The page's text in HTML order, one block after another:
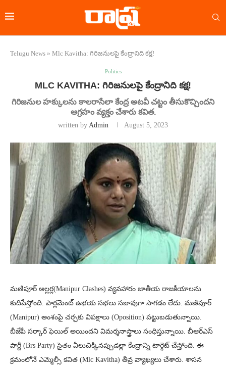
Telugu News » Mlc Kavitha: గిరిజనులపై కేంద్రానిది కక్ష!
Politics
MLC KAVITHA: గిరిజనులపై కేంద్రానిది కక్ష!
గిరిజనుల హక్కులను కాలరాసేలా కేంద్ర అటవీ చట్టం తీసుకొచ్చిందని
ఆగ్రహం వ్యక్తం చేశారు కవిత.
written by Admin August 5, 2023
మణిపూర్ అల్లర్ల(Manipur Clashes) వ్యవహారం జాతీయ రాజకీయాలను
కుదిపేస్తోంది. పార్లమెంట్ ఉభయ సభలు సజావుగా సాగడం లేదు. మణిపూర్
(Manipur) అంశంపై చర్చకు విపక్షాలు (Oposition) పట్టుబడుతున్నాయి.
బీజేపీ సర్కార్ ఫెయిల్ అయిందని విమర్శనాస్త్రాలు సంధిస్తున్నాయి. బీఆర్ఎస్
పార్టీ (Brs Party) సైతం వీలుచిక్కినప్పుడల్లా కేంద్రాన్ని టార్గెట్ చేస్తోంది. ఈ
క్రమంలోనే ఎమ్మెల్సీ కవిత (Mlc Kavitha) తీవ్ర వ్యాఖ్యలు చేశారు. శాసన